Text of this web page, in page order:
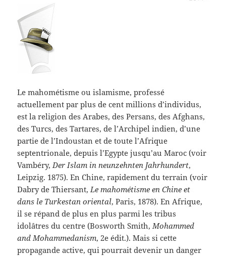
Le mahométisme ou islamisme, professé
actuellement par plus de cent millions d’individus,
est la religion des Arabes, des Persans, des Afghans,
des Turcs, des Tartares, de l’Archipel indien, d’une
partie de l’Indoustan et de toute l’Afrique
septentrionale, depuis l’Egypte jusqu’au Maroc (voir
Vambéry,Der Islam in neunzehnten Jahrhundert,
Leipzig. 1875). En Chine, rapidement du terrain (voir
Dabry de Thiersant,Le mahométisme en Chine et
dans le Turkestan oriental, Paris, 1878). En Afrique,
il se répand de plus en plus parmi les tribus
idolâtres du centre (Bosworth Smith,Mohammed
and Mohammedanism, 2e édit.). Mais si cette
propagande active, qui pourrait devenir un danger